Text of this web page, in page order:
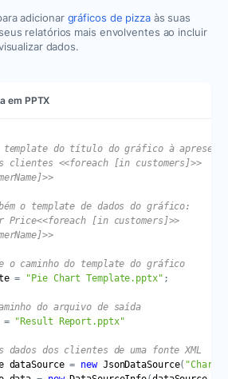
adicionar gráficos de pizzaàs suas
relatórios mais envolventes ao incluir
dados.
em PPTX
// <<x [CustomerName]>>
// <<x [CustomerName]>>
= "Pie Chart Template.pptx"
= "Result Report.pptx"
dataSource = new JsonDataSource( "Chart